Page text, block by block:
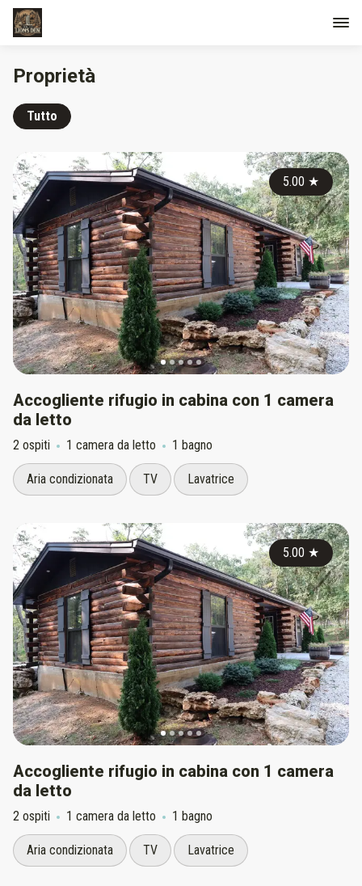
Proprietà
Tutto
5.00 ★
Accogliente rifugio in cabina con 1 camera
da letto
2 ospiti 1 camera da letto 1 bagno
Aria condizionata TV Lavatrice
5.00 ★
Accogliente rifugio in cabina con 1 camera
da letto
2 ospiti 1 camera da letto 1 bagno
Aria condizionata TV Lavatrice